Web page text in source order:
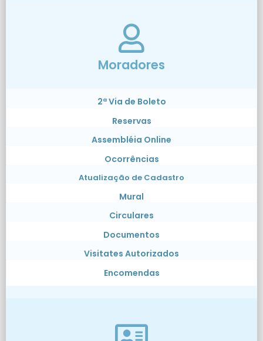
Moradores
2ª Via de Boleto
Reservas
Assembléia Online
Ocorrências
Atualização de Cadastro
Mural
Circulares
Documentos
Visitates Autorizados
Encomendas